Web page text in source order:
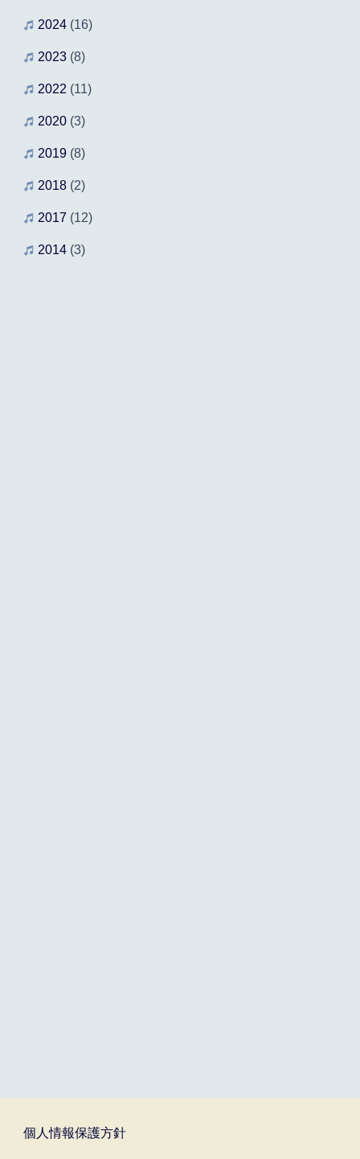
2024 (16)
2023 (8)
2022 (11)
2020 (3)
2019 (8)
2018 (2)
2017 (12)
2014 (3)
個人情報保護方針